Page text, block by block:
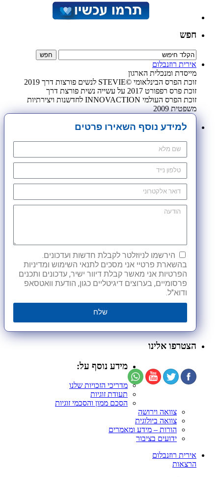
חפש
אירית רוזנבלום
מייסדת ומנכלית הארגון
זוכת הפרס הבינלאומי ©STEVIE לנשים פורצות דרך 2019
זוכת פרס רפפורט 2017 על עשייה נשית פורצת דרך
זוכת הפרס העולמי INNOVACTION לחדשנות ויצירתיות
משפטית 2009
למידע נוסף השאירו פרטים
הירשמו לניוזלטר לקבלת חדשות ועדכונים.
בהשארת פרטיי אני מסכים לתנאי השימוש ומדיניות
הפרטיות אני מאשר קבלת דיוור ישיר, עדכונים ותכנים
פרסומיים, בערוצים דיגיטליים כגון, הודעת וואטסאפ
ודוא"ל.
שלח
הצטרפו אלינו
מידע נוסף על:
מדריכי הזכויות שלנו
תעודת זוגיות
הסכם ממון והסכמי זוגיות
צוואה וירושה
צוואה ביולוגית
הורות – מידע ומאמרים
ידועים בציבור
אירית רוזנבלום
הרצאות